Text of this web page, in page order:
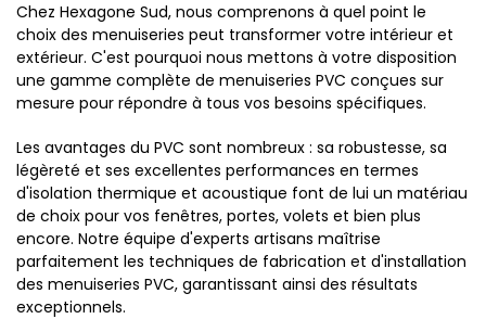
Chez Hexagone Sud, nous comprenons à quel point le
choix des menuiseries peut transformer votre intérieur et
extérieur. C'est pourquoi nous mettons à votre disposition
une gamme complète de menuiseries PVC conçues sur
mesure pour répondre à tous vos besoins spécifiques.
Les avantages du PVC sont nombreux : sa robustesse, sa
légèreté et ses excellentes performances en termes
d'isolation thermique et acoustique font de lui un matériau
de choix pour vos fenêtres, portes, volets et bien plus
encore. Notre équipe d'experts artisans maîtrise
parfaitement les techniques de fabrication et d'installation
des menuiseries PVC, garantissant ainsi des résultats
exceptionnels.